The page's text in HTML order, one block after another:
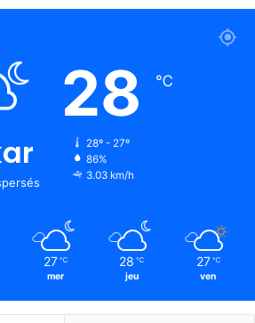
28 ℃
28º - 27º
86%
3.03 km/h
27 ℃
mer
28 ℃
jeu
27 ℃
ven